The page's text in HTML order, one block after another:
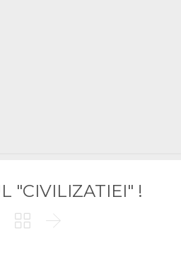
"CIVILIZATIEI" !
 